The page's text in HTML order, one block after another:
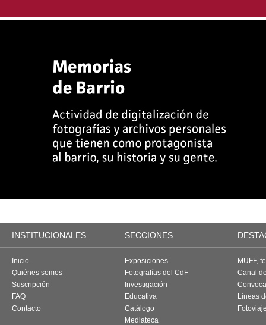
INSTITUCIONALES SECCIONES
Inicio
Quiénes somos
Suscripción
FAQ
Contacto
Exposiciones
Fotografías del CdF
Investigación
Educativa
Catálogo
Mediateca
MUFF,
Canal
Líneas